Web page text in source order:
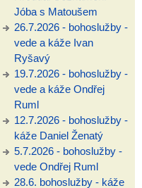
Jóba s Matoušem
26.7.2026 - bohoslužby -
vede a káže Ivan
Ryšavý
19.7.2026 - bohoslužby -
vede a káže Ondřej
Ruml
12.7.2026 - bohoslužby -
káže Daniel Ženatý
5.7.2026 - bohoslužby -
vede Ondřej Ruml
28.6. bohoslužby - káže